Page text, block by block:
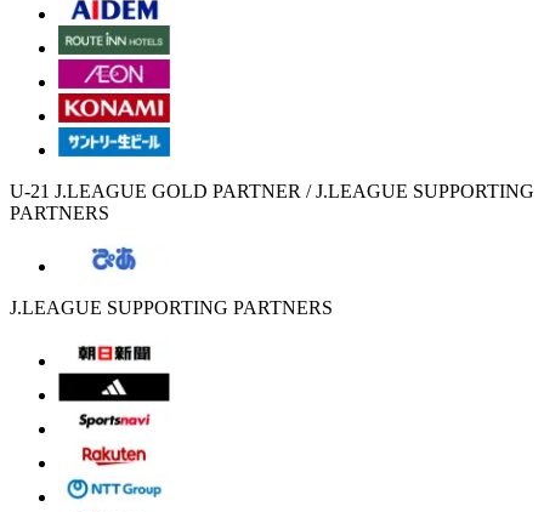
U-21 J.LEAGUE GOLD PARTNER / J.LEAGUE SUPPORTING
PARTNERS
J.LEAGUE SUPPORTING PARTNERS